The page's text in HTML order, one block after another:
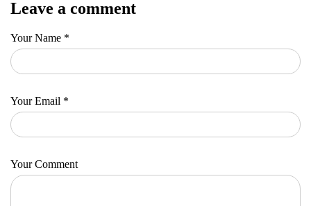
Leave a comment
Your Name *
Your Email *
Your Comment